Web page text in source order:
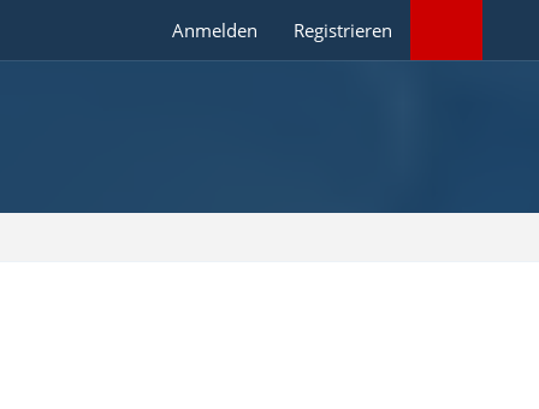
Anmelden Registrieren